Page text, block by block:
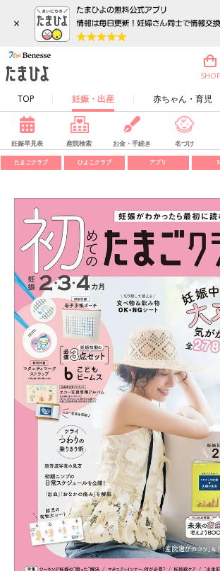
×
TOP 妊娠・出産 赤ちゃん・育児
SHOP
妊娠早見表 産院検索 お金・手続き 名づけ
たまごクラブ ひよこクラブ アプリ